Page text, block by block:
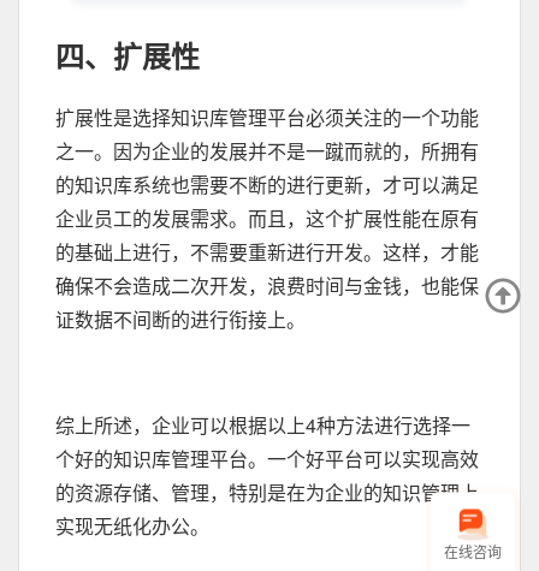
四、扩展性
扩展性是选择知识库管理平台必须关注的一个功能
之一。因为企业的发展并不是一蹴而就的，所拥有
的知识库系统也需要不断的进行更新，才可以满足
企业员工的发展需求。而且，这个扩展性能在原有
的基础上进行，不需要重新进行开发。这样，才能
确保不会造成二次开发，浪费时间与金钱，也能保
证数据不间断的进行衔接上。
综上所述，企业可以根据以上4种方法进行选择一
个好的知识库管理平台。一个好平台可以实现高效
的资源存储、管理，特别是在为企业的知识管理上
实现无纸化办公。
在线咨询